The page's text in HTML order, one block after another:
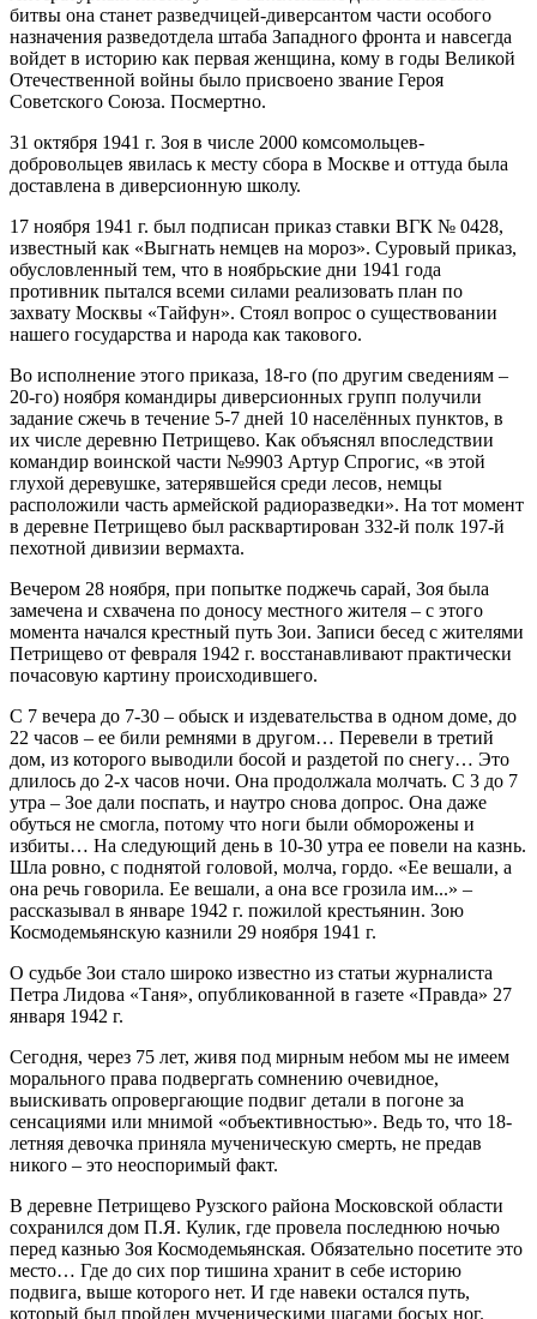
битвы она станет разведчицей-диверсантом части особого
назначения разведотдела штаба Западного фронта и навсегда
войдет в историю как первая женщина, кому в годы Великой
Отечественной войны было присвоено звание Героя
Советского Союза. Посмертно.
31 октября 1941 г. Зоя в числе 2000 комсомольцев-
добровольцев явилась к месту сбора в Москве и оттуда была
доставлена в диверсионную школу.
17 ноября 1941 г. был подписан приказ ставки ВГК № 0428,
известный как «Выгнать немцев на мороз». Суровый приказ,
обусловленный тем, что в ноябрьские дни 1941 года
противник пытался всеми силами реализовать план по
захвату Москвы «Тайфун». Стоял вопрос о существовании
нашего государства и народа как такового.
Во исполнение этого приказа, 18-го (по другим сведениям –
20-го) ноября командиры диверсионных групп получили
задание сжечь в течение 5-7 дней 10 населённых пунктов, в
их числе деревню Петрищево. Как объяснял впоследствии
командир воинской части №9903 Артур Спрогис, «в этой
глухой деревушке, затерявшейся среди лесов, немцы
расположили часть армейской радиоразведки». На тот момент
в деревне Петрищево был расквартирован 332-й полк 197-й
пехотной дивизии вермахта.
Вечером 28 ноября, при попытке поджечь сарай, Зоя была
замечена и схвачена по доносу местного жителя – с этого
момента начался крестный путь Зои. Записи бесед с жителями
Петрищево от февраля 1942 г. восстанавливают практически
почасовую картину происходившего.
С 7 вечера до 7-30 – обыск и издевательства в одном доме, до
22 часов – ее били ремнями в другом… Перевели в третий
дом, из которого выводили босой и раздетой по снегу… Это
длилось до 2-х часов ночи. Она продолжала молчать. С 3 до 7
утра – Зое дали поспать, и наутро снова допрос. Она даже
обуться не смогла, потому что ноги были обморожены и
избиты… На следующий день в 10-30 утра ее повели на казнь.
Шла ровно, с поднятой головой, молча, гордо. «Ее вешали, а
она речь говорила. Ее вешали, а она все грозила им...» –
рассказывал в январе 1942 г. пожилой крестьянин. Зою
Космодемьянскую казнили 29 ноября 1941 г.
О судьбе Зои стало широко известно из статьи журналиста
Петра Лидова «Таня», опубликованной в газете «Правда» 27
января 1942 г.
Сегодня, через 75 лет, живя под мирным небом мы не имеем
морального права подвергать сомнению очевидное,
выискивать опровергающие подвиг детали в погоне за
сенсациями или мнимой «объективностью». Ведь то, что 18-
летняя девочка приняла мученическую смерть, не предав
никого – это неоспоримый факт.
В деревне Петрищево Рузского района Московской области
сохранился дом П.Я. Кулик, где провела последнюю ночью
перед казнью Зоя Космодемьянская. Обязательно посетите это
место… Где до сих пор тишина хранит в себе историю
подвига, выше которого нет. И где навеки остался путь,
который был пройден мученическими шагами босых ног.